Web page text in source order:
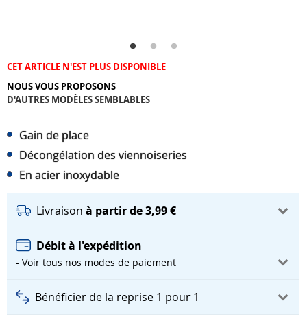
CET ARTICLE N'EST PLUS DISPONIBLE
NOUS VOUS PROPOSONS
D'AUTRES MODÈLES SEMBLABLES
Gain de place
Décongélation des viennoiseries
En acier inoxydable
Livraison à partir de 3,99 €
Débit à l'expédition
- Voir tous nos modes de paiement
Bénéficier de la reprise 1 pour 1